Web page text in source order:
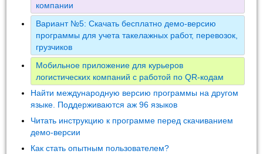
компании
Вариант №5: Скачать бесплатно демо-версию
программы для учета такелажных работ, перевозок,
грузчиков
Мобильное приложение для курьеров
логистических компаний с работой по QR-кодам
Найти международную версию программы на другом
языке. Поддерживаются аж 96 языков
Читать инструкцию к программе перед скачиванием
демо-версии
Как стать опытным пользователем?